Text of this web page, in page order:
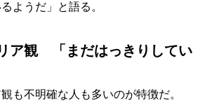
ようだ」と語る。
ア観 「まだはっきりしてい
も不明確な人も多いのが特徴だ。